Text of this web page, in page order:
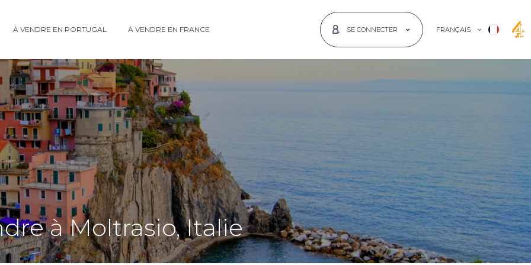
À VENDRE EN PORTUGAL À VENDRE EN FRANCE SE CONNECTER FRANÇAIS
à Moltrasio, Italie